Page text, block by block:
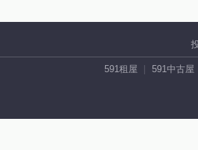
591租屋 591中古屋